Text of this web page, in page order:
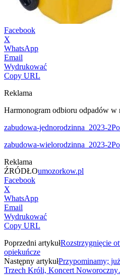
Facebook
X
WhatsApp
Email
Wydrukować
Copy URL
Reklama
Harmonogram odbioru odpadów w
zabudowa-jednorodzinna_2023-2
zabudowa-wielorodzinna_2023-2
Reklama
ŹRÓDŁOumozorkow.pl
Facebook
X
WhatsApp
Email
Wydrukować
Copy URL
Poprzedni artykułRozstrzygnięcie
opiekuńcze
Następny artykułPrzypominamy;
Trzech Króli, Koncert